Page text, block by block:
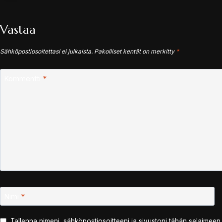
Vastaa
Sähköpostiosoitettasi ei julkaista. Pakolliset kentät on merkitty *
*
*